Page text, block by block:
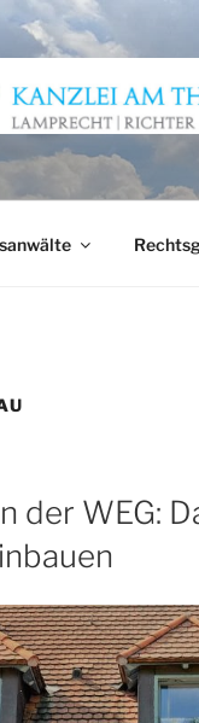
AM
Würzburg
der WEG: